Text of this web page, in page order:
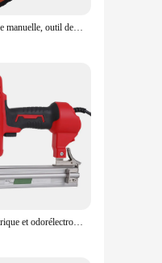
furniture,
that goes
Mini cloueuse manuelle, outil de fixation, cloueuse à air, cloueuse murale en ciment réglable pour le travail du calcul, offre spéciale
Cloueur électrique et odorélectronique pour meubles, 2600W, pour cadre en bois, menuiserie, travail de calcul, construction, outils électriques F30